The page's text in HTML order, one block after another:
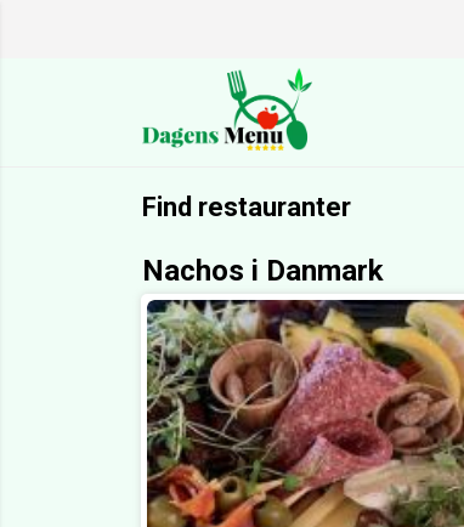
Find restauranter
Nachos i Danmark